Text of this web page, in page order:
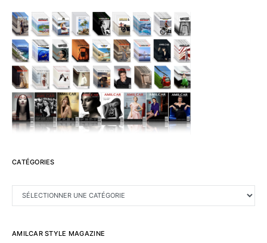
CATÉGORIES
CATÉGORIES
AMILCAR STYLE MAGAZINE